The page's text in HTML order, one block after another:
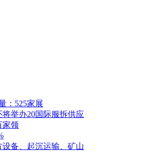
：525家展
举办20国际服拆供应
家领
设备、起沉运输、矿山